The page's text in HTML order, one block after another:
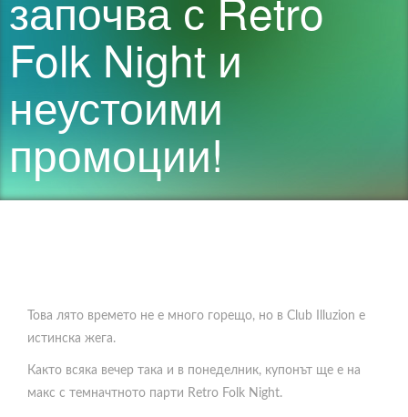
Folk Night и
неустоими
промоции!
Това лято времето не е много горещо, но в Club Illuzion е
истинска жега.
Както всяка вечер така и в понеделник, купонът ще е на
макс с темначтното парти Retro Folk Night.